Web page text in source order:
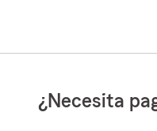
¿Necesita